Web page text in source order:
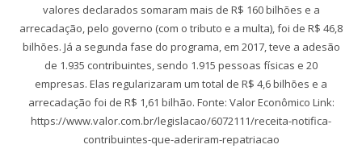
valores declarados somaram mais de R$ 160 bilhões e a
arrecadação, pelo governo (com o tributo e a multa), foi de R$ 46,8
bilhões. Já a segunda fase do programa, em 2017, teve a adesão
de 1.935 contribuintes, sendo 1.915 pessoas físicas e 20
empresas. Elas regularizaram um total de R$ 4,6 bilhões e a
arrecadação foi de R$ 1,61 bilhão. Fonte: Valor Econômico Link:
https://www.valor.com.br/legislacao/6072111/receita-notifica-
contribuintes-que-aderiram-repatriacao